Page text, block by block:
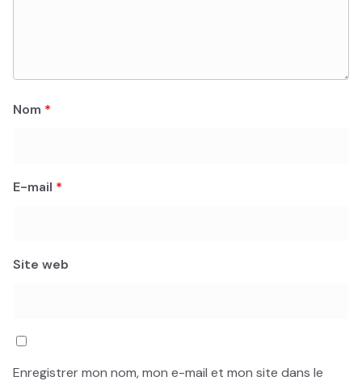
Nom *
E-mail *
Site web
Enregistrer mon nom, mon e-mail et mon site dans le